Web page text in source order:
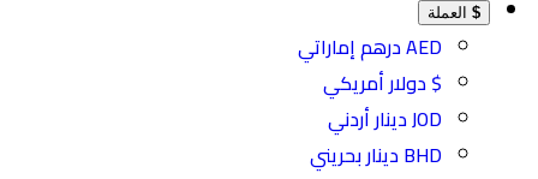
العملة
AED درهم إماراتي
$ دولار أمريكي
JOD دينار أردني
BHD دينار بحريني